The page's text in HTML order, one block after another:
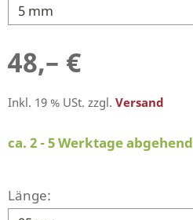
48,– €
Inkl. 19 % USt. zzgl. Versand
ca. 2 - 5 Werktage abgehend
Länge: